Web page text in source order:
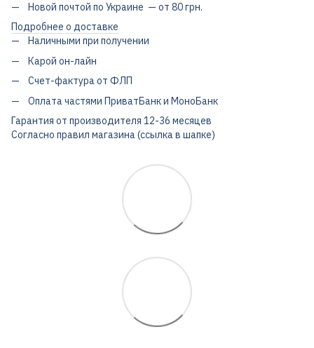
Новой почтой по Украине — от 80 грн.
Подробнее о доставке
Наличными при получении
Карой он-лайн
Счет-фактура от ФЛП
Оплата частями ПриватБанк и МоноБанк
Гарантия от производителя 12-36 месяцев
Согласно правил магазина (ссылка в шапке)